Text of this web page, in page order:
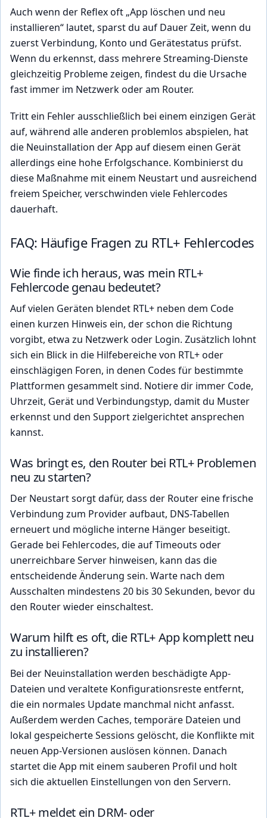
Auch wenn der Reflex oft „App löschen und neu
installieren“ lautet, sparst du auf Dauer Zeit, wenn du
zuerst Verbindung, Konto und Gerätestatus prüfst.
Wenn du erkennst, dass mehrere Streaming-Dienste
gleichzeitig Probleme zeigen, findest du die Ursache
fast immer im Netzwerk oder am Router.
Tritt ein Fehler ausschließlich bei einem einzigen Gerät
auf, während alle anderen problemlos abspielen, hat
die Neuinstallation der App auf diesem einen Gerät
allerdings eine hohe Erfolgschance. Kombinierst du
diese Maßnahme mit einem Neustart und ausreichend
freiem Speicher, verschwinden viele Fehlercodes
dauerhaft.
FAQ: Häufige Fragen zu RTL+ Fehlercodes
Wie finde ich heraus, was mein RTL+
Fehlercode genau bedeutet?
Auf vielen Geräten blendet RTL+ neben dem Code
einen kurzen Hinweis ein, der schon die Richtung
vorgibt, etwa zu Netzwerk oder Login. Zusätzlich lohnt
sich ein Blick in die Hilfebereiche von RTL+ oder
einschlägigen Foren, in denen Codes für bestimmte
Plattformen gesammelt sind. Notiere dir immer Code,
Uhrzeit, Gerät und Verbindungstyp, damit du Muster
erkennst und den Support zielgerichtet ansprechen
kannst.
Was bringt es, den Router bei RTL+ Problemen
neu zu starten?
Der Neustart sorgt dafür, dass der Router eine frische
Verbindung zum Provider aufbaut, DNS-Tabellen
erneuert und mögliche interne Hänger beseitigt.
Gerade bei Fehlercodes, die auf Timeouts oder
unerreichbare Server hinweisen, kann das die
entscheidende Änderung sein. Warte nach dem
Ausschalten mindestens 20 bis 30 Sekunden, bevor du
den Router wieder einschaltest.
Warum hilft es oft, die RTL+ App komplett neu
zu installieren?
Bei der Neuinstallation werden beschädigte App-
Dateien und veraltete Konfigurationsreste entfernt,
die ein normales Update manchmal nicht anfasst.
Außerdem werden Caches, temporäre Dateien und
lokal gespeicherte Sessions gelöscht, die Konflikte mit
neuen App-Versionen auslösen können. Danach
startet die App mit einem sauberen Profil und holt
sich die aktuellen Einstellungen von den Servern.
RTL+ meldet ein DRM- oder